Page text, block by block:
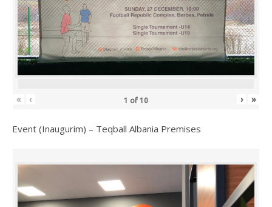
« ‹ 1 of 10 › »
Event (Inaugurim) – Teqball Albania Premises